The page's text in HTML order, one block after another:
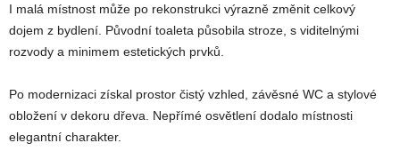
I malá místnost může po rekonstrukci výrazně změnit celkový
dojem z bydlení. Původní toaleta působila stroze, s viditelnými
rozvody a minimem estetických prvků.
Po modernizaci získal prostor čistý vzhled, závěsné WC a stylové
obložení v dekoru dřeva. Nepřímé osvětlení dodalo místnosti
elegantní charakter.